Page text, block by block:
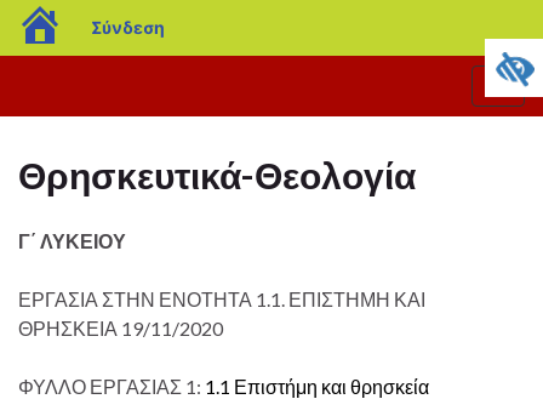
blogs.sch.gr
Σύνδεση
Θρησκευτικά-Θεολογία
Γ΄ ΛΥΚΕΙΟΥ
ΕΡΓΑΣΙΑ ΣΤΗΝ ΕΝΟΤΗΤΑ 1.1. ΕΠΙΣΤΗΜΗ ΚΑΙ
ΘΡΗΣΚΕΙΑ 19/11/2020
ΦΥΛΛΟ ΕΡΓΑΣΙΑΣ 1: 1.1 Επιστήμη και θρησκεία